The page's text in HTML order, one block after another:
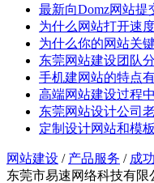
最新向Domz网站
为什么网站打开速
为什么你的网站关
东莞网站建设团队
手机建网站的特点
高端网站建设过程
东莞网站设计公司
定制设计网站和模
网站建设 / 产品服务 / 成
东莞市易速网络科技有限